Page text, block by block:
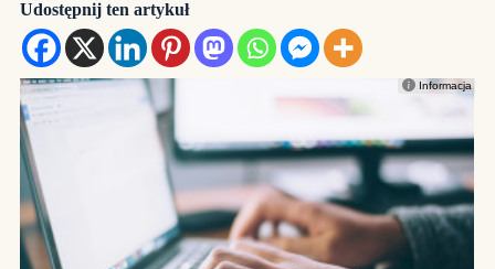
Udostępnij ten artykuł